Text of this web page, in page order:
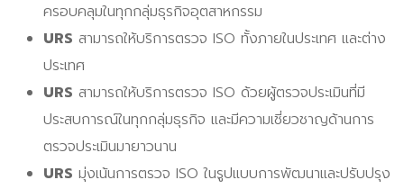
ครอบคลุมในทุกกลุ่มธุรกิจอุตสาหกรรม
URS สามารถให้บริการตรวจ ISO ทั้งภายในประเทศ และต่าง
ประเทศ
URS สามารถให้บริการตรวจ ISO ด้วยผู้ตรวจประเมินที่มี
ประสบการณ์ในทุกกลุ่มธุรกิจ และมีความเชี่ยวชาญด้านการ
ตรวจประเมินมายาวนาน
URS มุ่งเน้นการตรวจ ISO ในรูปแบบการพัฒนาและปรับปรุง